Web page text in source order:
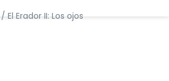
/ El Erador II: Los ojos